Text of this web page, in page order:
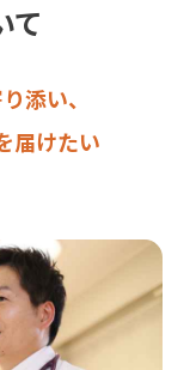
て
添い、
届けたい